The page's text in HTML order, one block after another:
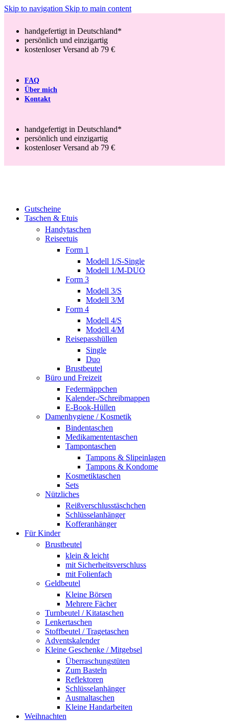
Skip to navigation Skip to main content
handgefertigt in Deutschland*
persönlich und einzigartig
kostenloser Versand ab 79 €
FAQ
Über mich
Kontakt
handgefertigt in Deutschland*
persönlich und einzigartig
kostenloser Versand ab 79 €
Gutscheine
Taschen & Etuis
Handytaschen
Reiseetuis
Form 1
Modell 1/S-Single
Modell 1/M-DUO
Form 3
Modell 3/S
Modell 3/M
Form 4
Modell 4/S
Modell 4/M
Reisepasshüllen
Single
Duo
Brustbeutel
Büro und Freizeit
Federmäppchen
Kalender-/Schreibmappen
E-Book-Hüllen
Damenhygiene / Kosmetik
Bindentaschen
Medikamententaschen
Tampontaschen
Tampons & Slipeinlagen
Tampons & Kondome
Kosmetiktaschen
Sets
Nützliches
Reißverschlusstäschchen
Schlüsselanhänger
Kofferanhänger
Für Kinder
Brustbeutel
klein & leicht
mit Sicherheitsverschluss
mit Folienfach
Geldbeutel
Kleine Börsen
Mehrere Fächer
Turnbeutel / Kitataschen
Lenkertaschen
Stoffbeutel / Tragetaschen
Adventskalender
Kleine Geschenke / Mitgebsel
Überraschungstüten
Zum Basteln
Reflektoren
Schlüsselanhänger
Ausmaltaschen
Kleine Handarbeiten
Weihnachten